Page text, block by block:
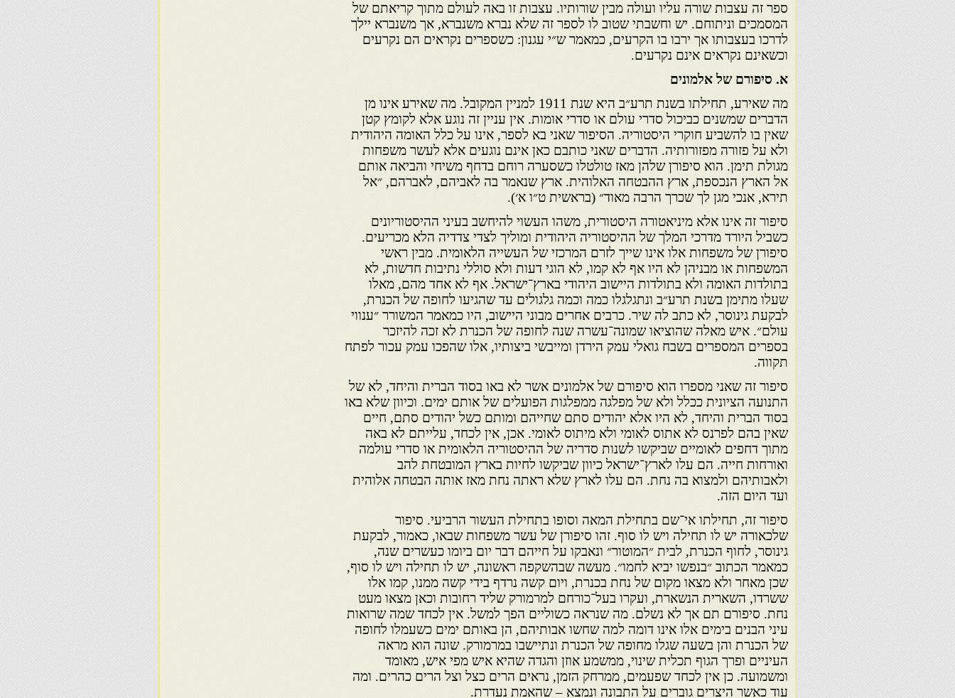
ספר זה עצבות שורה עליו ועולה מבין שורותיו. עצבות זו באה לעולם מתוך קריאתם של
המסמכים וניתוחם. יש וחשבתי שטוב לו לספר זה שלא נברא משנברא, אך משנברא יילך
לדרכו בעצבותו אך ירבו בו הקרעים, כמאמר ש״י עגנון: כשספרים נקראים הם נקרעים
וכשאינם נקראים אינם נקרעים.
א. סיפורם של אלמונים
מה שאירע, תחילתו בשנת תרע״ב היא שנת 1911 למניין המקובל. מה שאירע אינו מן
הדברים שמשנים כביכול סדרי עולם או סדרי אומות. אין עניין זה נוגע אלא לקומץ קטן
שאין בו להשביע חוקרי היסטוריה. הסיפור שאני בא לספר, אינו על כלל האומה היהודית
ולא על פזורה מפזורותיה. הדברים שאני כותבם כאן אינם נוגעים אלא לעשר משפחות
מגולת תימן. הוא סיפורן שלהן מאז טולטלו כשסערה רוחם בדחף משיחי והביאה אותם
אל הארץ הנכספת, ארץ ההבטחה האלוהית. ארץ שנאמר בה לאביהם, לאברהם, ״אל
תירא, אנכי מגן לך שכרך הרבה מאוד״ (בראשית ט״ו א׳).
סיפור זה אינו אלא מיניאטורה היסטורית, משהו העשוי להיחשב בעיני ההיסטוריונים
כשביל היורד מדרכי המלך של ההיסטוריה היהודית ומוליך לצדי צדדיה הלא מכריעים.
סיפורן של משפחות אלו אינו שייך לזרם המרכזי של העשייה הלאומית. מבין ראשי
המשפחות או מבניהן לא היו אף לא קמו, לא הוגי דעות ולא סוללי נתיבות חדשות, לא
בתולדות האומה ולא בתולדות היישוב היהודי בארץ־ישראל. אף לא אחד מהם, מאלו
שעלו מתימן בשנת תרע״ב ונתגלגלו כמה וכמה גלגולים עד שהגיעו לחופה של הכנרת,
לבקעת גינוסר, לא כתב לה שיר. כרבים אחרים מבוני היישוב, היו כמאמר המשורר ״ענווי
עולם״. איש מאלה שהוציאו שמונה־עשרה שנה לחופה של הכנרת לא זכה להיזכר
בספרים המספרים בשבח גואלי עמק הירדן ומייבשי ביצותיו, אלו שהפכו עמק עכור לפתח
תקווה.
סיפור זה שאני מספרו הוא סיפורם של אלמונים אשר לא באו בסוד הברית והיחד, לא של
התנועה הציונית ככלל ולא של מפלגה ממפלגות הפועלים של אותם ימים. וכיוון שלא באו
בסוד הברית והיחד, לא היו אלא יהודים סתם שחייהם ומותם כשל יהודים סתם, חיים
שאין בהם לפרנס לא אתוס לאומי ולא מיתוס לאומי. אכן, אין לכחד, עלייתם לא באה
מתוך דחפים לאומיים שביקשו לשנות סדריה של ההיסטוריה הלאומית או סדרי עולמה
ואורחות חייה. הם עלו לארץ־ישראל כיוון שביקשו לחיות בארץ המובטחת להב
ולאבותיהם ולמצוא בה נחת. הם עלו לארץ שלא ראתה נחת מאז אותה הבטחה אלוהית
ועד היום הזה.
סיפור זה, תחילתו אי־שם בתחילת המאה וסופו בתחילת העשור הרביעי. סיפור
שלכאורה יש לו תחילה ויש לו סוף. זהו סיפורן של עשר משפחות שבאו, כאמור, לבקעת
גינוסר, לחוף הכנרת, לבית ״המוטור״ ונאבקו על חייהם דבר יום ביומו כעשרים שנה,
כמאמר הכתוב ״בנפשו יביא לחמו״. מעשה שבהשקפה ראשונה, יש לו תחילה ויש לו סוף,
שכן מאחר ולא מצאו מקום של נחת בכנרת, ויום קשה נרדף בידי קשה ממנו, קמו אלו
ששרדו, השארית הנשארת, ועקרו בעל־כורחם למרמורק שליד רחובות וכאן מצאו מעט
נחת. סיפורם תם אך לא נשלם. מה שנראה כשוליים הפך למשל. אין לכחד שמה שרואות
עיני הבנים בימים אלו אינו דומה למה שחשו אבותיהם, הן באותם ימים כשעמלו לחופה
של הכנרת והן בשעה שגלו מחופה של הכנרת ונתיישבו במרמורק. שונה הוא מראה
העיניים ופרך הגוף תכלית שינוי, ממשמע אוזן והגדה שהיא איש מפי איש, מאומד
ומשמועה. כן אין לכחד שפעמים, ממרחק הזמן, נראים הרים כצל וצל הרים כהרים. ומה
עוד כאשר היצרים גוברים על התבונה ונמצא – שהאמת נעדרת.